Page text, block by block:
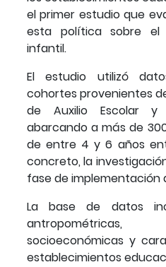
el primer estudio que
esta política sobre el
infantil.
El estudio utilizó
cohortes provenientes
de Auxilio Escolar y
abarcando a más de
de entre 4 y 6 años
concreto, la
fase de implementación
La base de datos
socioeconómicas y
establecimientos